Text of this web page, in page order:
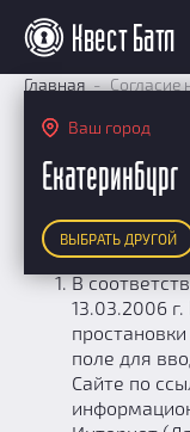
Ваш город
Екатеринбург
ВЫБРАТЬ ДРУГОЙ
КАРТА КВЕСТОВ
РЕЙТИНГ КОМАНД
Итоговый рейтинг
По качеству игры
Список команд
ПОИСК КОМАНДЫ
КВЕСТ БАТЛ
О Квест Батле
Cashback
КВЕСТ В
Главная Согласие
В
13.03.2006
поле для
Сайте по